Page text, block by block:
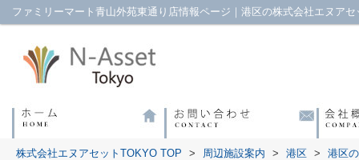
ファミリーマート青山外苑東通り店情報ページ｜港区の株式会社エヌア
株式会社エヌアセットTOKYO TOP > 周辺施設案内 > 港区 > 港区